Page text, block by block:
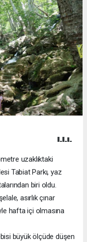
uzaklıktaki
Tabiat Parkı, yaz
biri oldu.
asırlık çınar
hafta içi olmasına
büyük ölçüde düşen